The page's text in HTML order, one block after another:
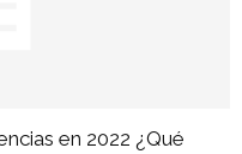
en 2022 ¿Qué